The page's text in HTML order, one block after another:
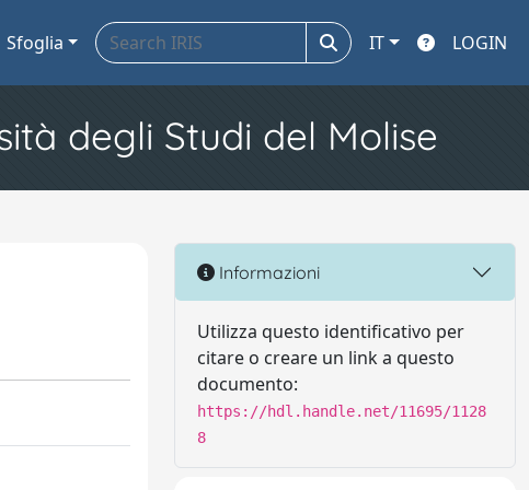
Sfoglia IT LOGIN
degli Studi del Molise
Informazioni
Utilizza questo identificativo per
citare o creare un link a questo
documento:
https://hdl.handle.net/11695/1128
8